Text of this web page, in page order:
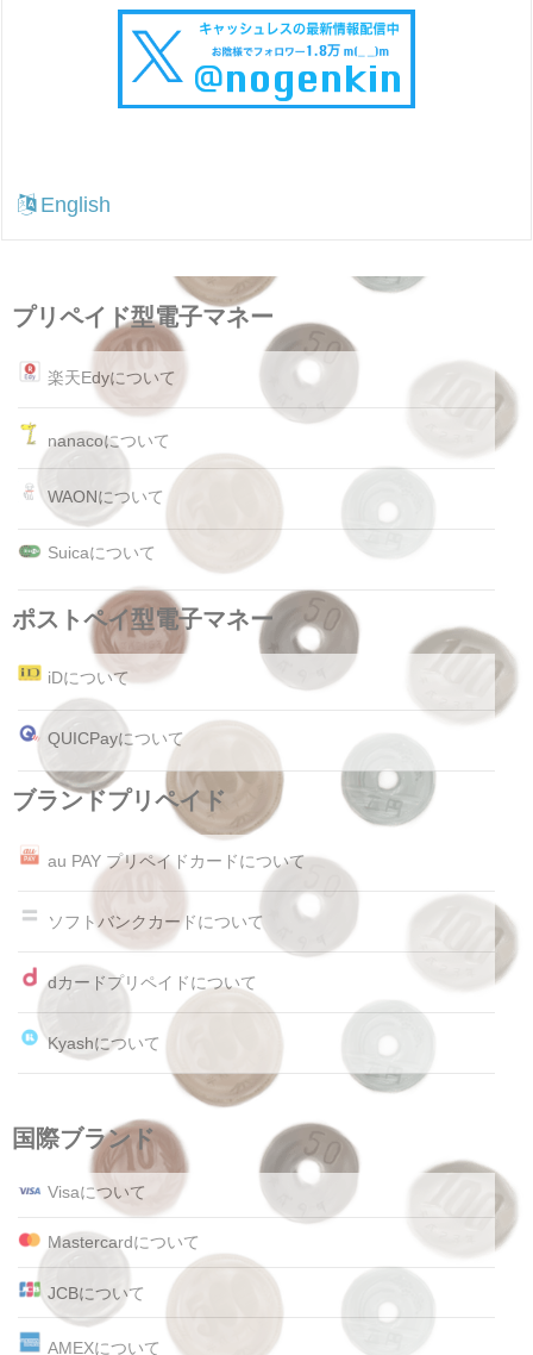
English
プリペイド型電子マネー
楽天Edyについて
nanacoについて
WAONについて
Suicaについて
ポストペイ型電子マネー
iDについて
QUICPayについて
ブランドプリペイド
au PAY プリペイドカードについて
ソフトバンクカードについて
dカードプリペイドについて
Kyashについて
国際ブランド
Visaについて
Mastercardについて
JCBについて
AMEXについて